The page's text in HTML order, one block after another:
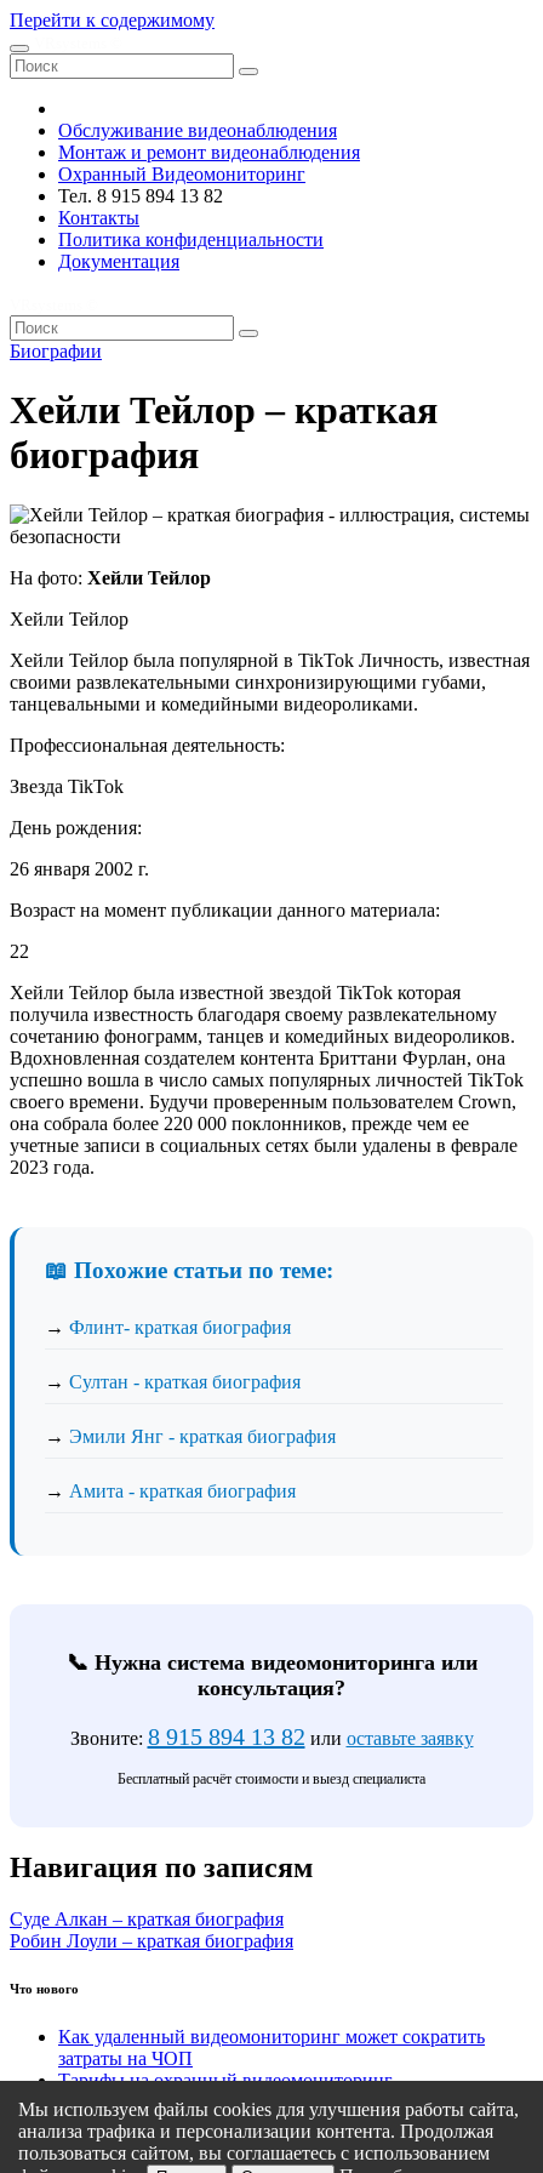
Перейти к содержимому
Обслуживание видеонаблюдения
Монтаж и ремонт видеонаблюдения
Охранный Видеомониторинг
Тел. 8 915 894 13 82
Контакты
Политика конфиденциальности
Документация
Биографии
Хейли Тейлор – краткая
биография
На фото: Хейли Тейлор
Хейли Тейлор
Хейли Тейлор была популярной в TikTok Личность, известная
своими развлекательными синхронизирующими губами,
танцевальными и комедийными видеороликами.
Профессиональная деятельность:
Звезда TikTok
День рождения:
26 января 2002 г.
Возраст на момент публикации данного материала:
22
Хейли Тейлор была известной звездой TikTok которая
получила известность благодаря своему развлекательному
сочетанию фонограмм, танцев и комедийных видеороликов.
Вдохновленная создателем контента Бриттани Фурлан, она
успешно вошла в число самых популярных личностей TikTok
своего времени. Будучи проверенным пользователем Crown,
она собрала более 220 000 поклонников, прежде чем ее
учетные записи в социальных сетях были удалены в феврале
2023 года.
📖 Похожие статьи по теме:
→ Флинт- краткая биография
→ Султан - краткая биография
→ Эмили Янг - краткая биография
→ Амита - краткая биография
📞 Нужна система видеомониторинга или
консультация?
Звоните: 8 915 894 13 82 или оставьте заявку
Бесплатный расчёт стоимости и выезд специалиста
Навигация по записям
Суде Алкан – краткая биография
Робин Лоули – краткая биография
Что нового
Как удаленный видеомониторинг может сократить
затраты на ЧОП
Тарифы на охранный видеомониторинг
Этапы подключения удаленного видеомониторинга
Кому подходит удаленный видеомониторинг?
Какие задачи решает удаленный видеомониторинг
Мы используем файлы cookies для улучшения работы сайта,
анализа трафика и персонализации контента. Продолжая
пользоваться сайтом, вы соглашаетесь с использованием